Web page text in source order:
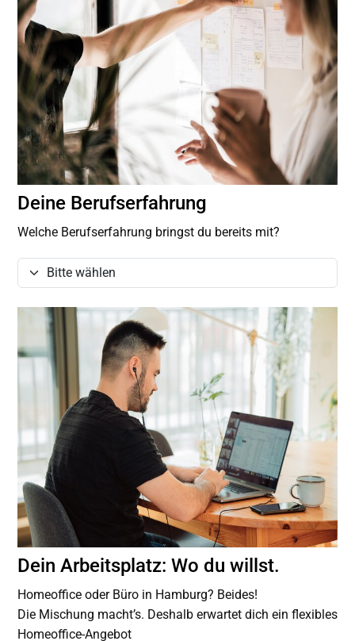
Deine Berufserfahrung
Welche Berufserfahrung bringst du bereits mit?
Dein Arbeitsplatz: Wo du willst.
Homeoffice oder Büro in Hamburg? Beides!
Die Mischung macht’s. Deshalb erwartet dich ein flexibles
Homeoffice-Angebot